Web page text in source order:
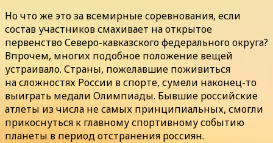
Но что же это за всемирные соревнования, если
состав участников смахивает на открытое
первенство Северо-кавказского федерального округа?
Впрочем, многих подобное положение вещей
устраивало. Страны, пожелавшие поживиться
на сложностях России в спорте, сумели наконец-то
выиграть медали Олимпиады. Бывшие российские
атлеты из числа не самых принципиальных, смогли
прикоснуться к главному спортивному событию
планеты в период отстранения россиян.